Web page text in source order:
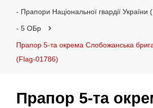
- Прапори Національної гвардії України
- 5 ОБр
Прапор 5-та окрема Слобожанська
(Flag-01786)
Прапор 5-та